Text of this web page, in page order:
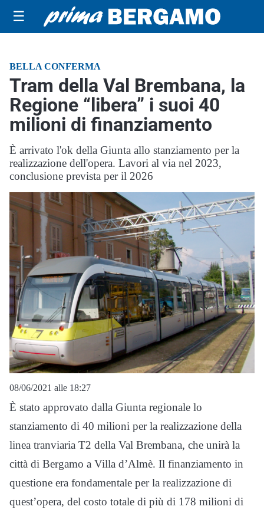
☰
BELLA CONFERMA
Tram della Val Brembana, la
Regione “libera” i suoi 40
milioni di finanziamento
È arrivato l'ok della Giunta allo stanziamento per la
realizzazione dell'opera. Lavori al via nel 2023,
conclusione prevista per il 2026
08/06/2021 alle 18:27
È stato approvato dalla Giunta regionale lo
stanziamento di 40 milioni per la realizzazione della
linea tranviaria T2 della Val Brembana, che unirà la
città di Bergamo a Villa d’Almè. Il finanziamento in
questione era fondamentale per la realizzazione di
quest’opera, del costo totale di più di 178 milioni di